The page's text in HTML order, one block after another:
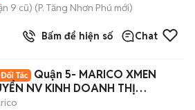
9 cũ) (P. Tăng Nhơn Phú mới)
Bấm để hiện số Chat
Quận 5- MARICO XMEN
NV KINH DOANH THỊ